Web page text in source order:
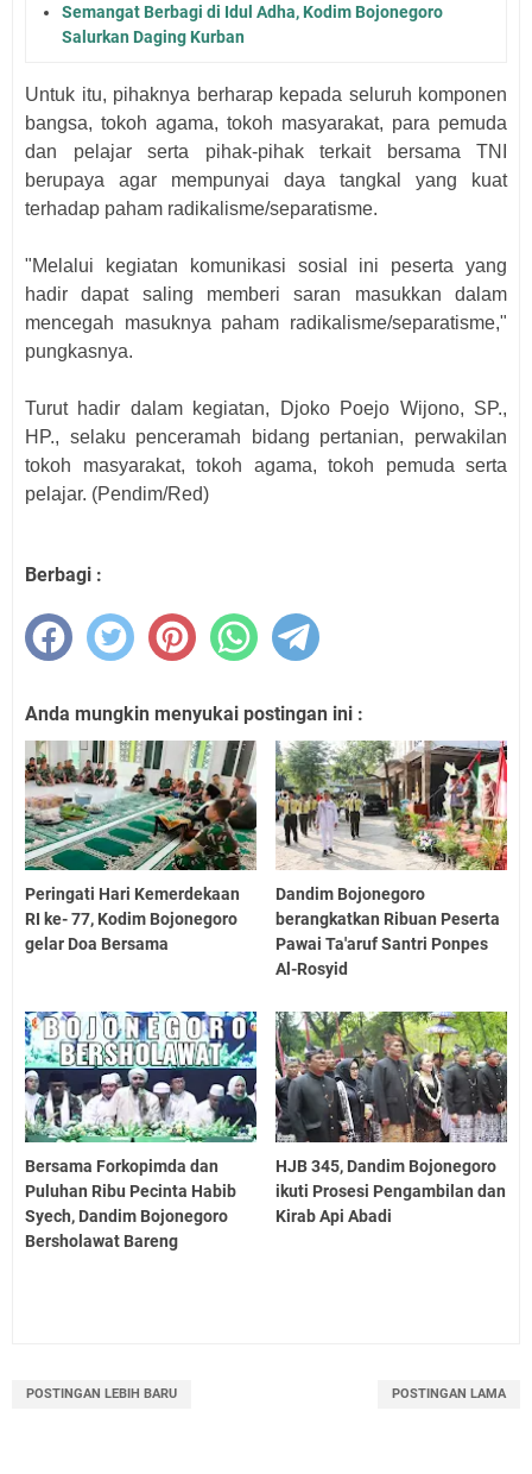
Semangat Berbagi di Idul Adha, Kodim Bojonegoro
Salurkan Daging Kurban
Untuk itu, pihaknya berharap kepada seluruh komponen
bangsa, tokoh agama, tokoh masyarakat, para pemuda
dan pelajar serta pihak-pihak terkait bersama TNI
berupaya agar mempunyai daya tangkal yang kuat
terhadap paham radikalisme/separatisme.
"Melalui kegiatan komunikasi sosial ini peserta yang
hadir dapat saling memberi saran masukkan dalam
mencegah masuknya paham radikalisme/separatisme,"
pungkasnya.
Turut hadir dalam kegiatan, Djoko Poejo Wijono, SP.,
HP., selaku penceramah bidang pertanian, perwakilan
tokoh masyarakat, tokoh agama, tokoh pemuda serta
pelajar. (Pendim/Red)
Berbagi :
Anda mungkin menyukai postingan ini :
Peringati Hari Kemerdekaan
RI ke- 77, Kodim Bojonegoro
gelar Doa Bersama
Dandim Bojonegoro
berangkatkan Ribuan Peserta
Pawai Ta'aruf Santri Ponpes
Al-Rosyid
Bersama Forkopimda dan
Puluhan Ribu Pecinta Habib
Syech, Dandim Bojonegoro
Bersholawat Bareng
HJB 345, Dandim Bojonegoro
ikuti Prosesi Pengambilan dan
Kirab Api Abadi
POSTINGAN LEBIH BARU POSTINGAN LAMA